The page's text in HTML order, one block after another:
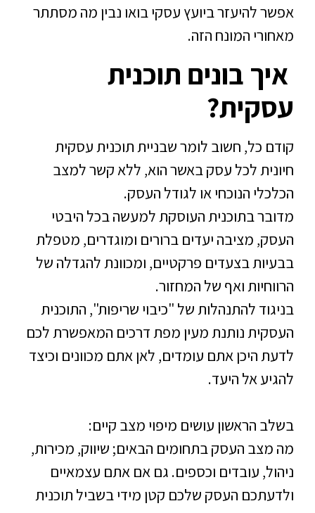
אפשר להיעזר ביועץ עסקיבואו נבין מה מסתתר
מאחורי המונח הזה.
איך בונים תוכנית
עסקית?
קודם כל, חשוב לומר שבניית תוכנית עסקית
חיונית לכל עסק באשר הוא, ללא קשר למצב
הכלכלי הנוכחי או לגודל העסק.
מדובר בתוכנית העוסקת למעשה בכל היבטי
העסק, מציבה יעדים ברורים ומוגדרים, מטפלת
בבעיות בצעדים פרקטיים, ומכוונת להגדלה של
הרווחיות ואף של המחזור.
בניגוד להתנהלות של "כיבוי שריפות", התוכנית
העסקית נותנת מעין מפת דרכים המאפשרת לכם
לדעת היכן אתם עומדים, לאן אתם מכוונים וכיצד
להגיע אל היעד.
בשלב הראשון עושים מיפוי מצב קיים:
מה מצב העסק בתחומים הבאים; שיווק, מכירות,
ניהול, עובדים וכספים. גם אם אתם עצמאיים
ולדעתכם העסק שלכם קטן מידי בשביל תוכנית